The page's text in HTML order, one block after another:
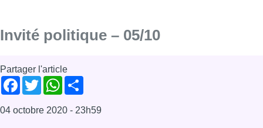
Invité politique – 05/10
Partager l'article
Facebook
TwitterWhatsApp
04 octobre 2020 - 23h59